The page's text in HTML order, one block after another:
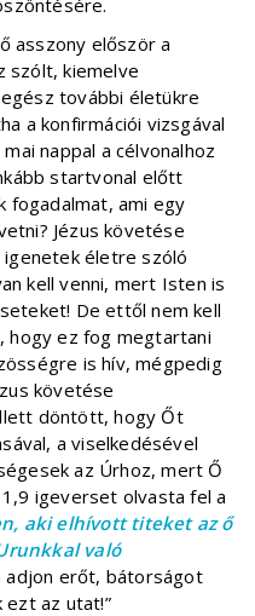
asszony először a
szólt, kiemelve
további életükre
a konfirmációi vizsgával
nappal a célvonalhoz
startvonal előtt
fogadalmat, ami egy
Jézus követése
életre szóló
kell venni, mert Isten is
De ettől nem kell
hogy ez fog megtartani
is hív, mégpedig
követése
döntött, hogy Őt
a viselkedésével
az Úrhoz, mert Ő
igeverset olvasta fel a
aki elhívott titeket az ő
való
adjon erőt, bátorságot
az utat!”